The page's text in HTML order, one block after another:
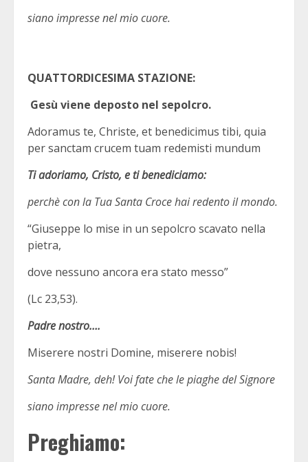
siano impresse nel mio cuore.
QUATTORDICESIMA STAZIONE:
Gesù viene deposto nel sepolcro.
Adoramus te, Christe, et benedicimus tibi, quia
per sanctam crucem tuam redemisti mundum
Ti adoriamo, Cristo, e ti benediciamo:
perchè con la Tua Santa Croce hai redento il mondo.
“Giuseppe lo mise in un sepolcro scavato nella
pietra,
dove nessuno ancora era stato messo”
(Lc 23,53).
Padre nostro….
Miserere nostri Domine, miserere nobis!
Santa Madre, deh! Voi fate che le piaghe del Signore
siano impresse nel mio cuore.
Preghiamo: